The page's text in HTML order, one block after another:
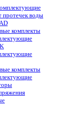
протечек воды
комплекты
комплекты